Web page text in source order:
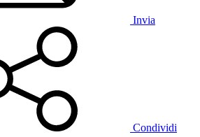
Invia
Condividi